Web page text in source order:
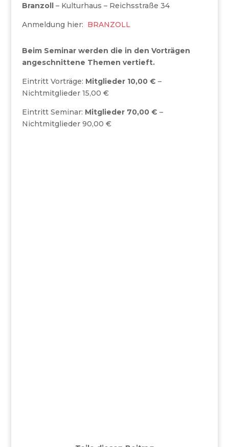
Branzoll– Kulturhaus – Reichsstraße 34
Anmeldung hier: BRANZOLL
Beim Seminar werden die in den Vorträgen
angeschnittene Themen vertieft.
Eintritt Vorträge: Mitglieder 10,00 € –
Nichtmitglieder 15,00 €
Eintritt Seminar: Mitglieder 70,00 € –
Nichtmitglieder 90,00 €